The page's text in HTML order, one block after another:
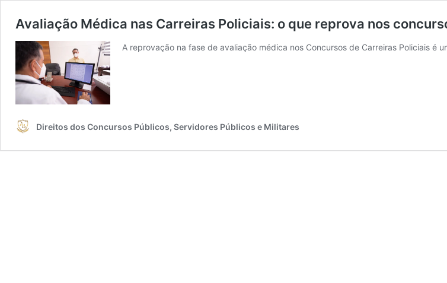
Avaliação Médica nas Carreiras Policiais: o que reprova nos
A reprovação na fase de avaliação médica nos Concursos de Carreiras Policiais é
Direitos dos Concursos Públicos, Servidores Públicos e Militares